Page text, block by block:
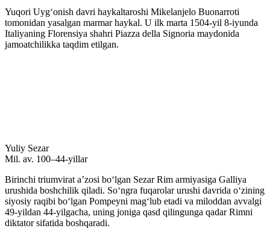
Yuqori Uygʻonish davri haykaltaroshi Mikelanjelo Buonarroti
tomonidan yasalgan marmar haykal. U ilk marta 1504-yil 8-iyunda
Italiyaning Florensiya shahri Piazza della Signoria maydonida
jamoatchilikka taqdim etilgan.
Yuliy Sezar
Mil. av. 100–44-yillar
Birinchi triumvirat aʼzosi boʻlgan Sezar Rim armiyasiga Galliya
urushida boshchilik qiladi. Soʻngra fuqarolar urushi davrida oʻzining
siyosiy raqibi boʻlgan Pompeyni magʻlub etadi va miloddan avvalgi
49-yildan 44-yilgacha, uning joniga qasd qilingunga qadar Rimni
diktator sifatida boshqaradi.